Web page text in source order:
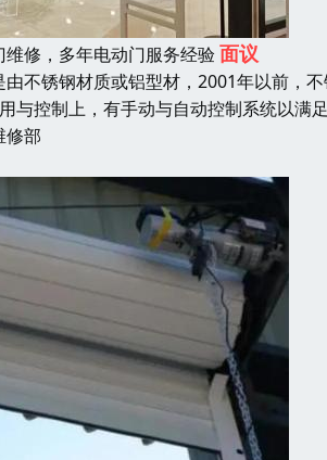
修，多年电动门服务经验面议
不锈钢材质或铝型材，2001年以前，
与控制上，有手动与自动控制系统以
修部